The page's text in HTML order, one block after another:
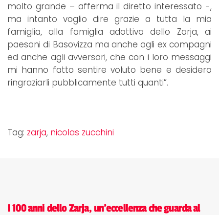
molto grande – afferma il diretto interessato -,
ma intanto voglio dire grazie a tutta la mia
famiglia, alla famiglia adottiva dello Zarja, ai
paesani di Basovizza ma anche agli ex compagni
ed anche agli avversari, che con i loro messaggi
mi hanno fatto sentire voluto bene e desidero
ringraziarli pubblicamente tutti quanti”.
Tag: zarja, nicolas zucchini
I 100 anni dello Zarja, un'eccellenza che guarda al